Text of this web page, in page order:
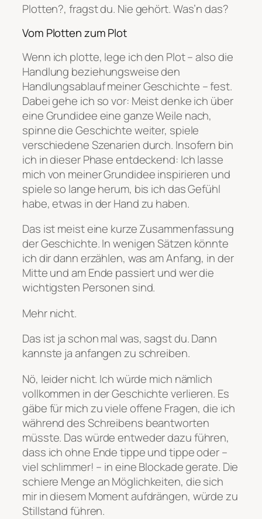
Plotten?, fragst du. Nie gehört. Was’n das?
Vom Plotten zum Plot
Wenn ich plotte, lege ich den Plot – also die
Handlung beziehungsweise den
Handlungsablauf meiner Geschichte – fest.
Dabei gehe ich so vor: Meist denke ich über
eine Grundidee eine ganze Weile nach,
spinne die Geschichte weiter, spiele
verschiedene Szenarien durch. Insofern bin
ich in dieser Phase entdeckend: Ich lasse
mich von meiner Grundidee inspirieren und
spiele so lange herum, bis ich das Gefühl
habe, etwas in der Hand zu haben.
Das ist meist eine kurze Zusammenfassung
der Geschichte. In wenigen Sätzen könnte
ich dir dann erzählen, was am Anfang, in der
Mitte und am Ende passiert und wer die
wichtigsten Personen sind.
Mehr nicht.
Das ist ja schon mal was, sagst du.Dann
kannste ja anfangen zu schreiben.
Nö, leider nicht. Ich würde mich nämlich
vollkommen in der Geschichte verlieren. Es
gäbe für mich zu viele offene Fragen, die ich
während des Schreibens beantworten
müsste. Das würde entweder dazu führen,
dass ich ohne Ende tippe und tippe oder –
viel schlimmer! – in eine Blockade gerate. Die
schiere Menge an Möglichkeiten, die sich
mir in diesem Moment aufdrängen, würde zu
Stillstand führen.